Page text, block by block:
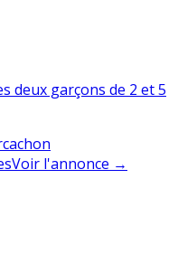
deux garçons de 2 et 5
Voir l'annonce →